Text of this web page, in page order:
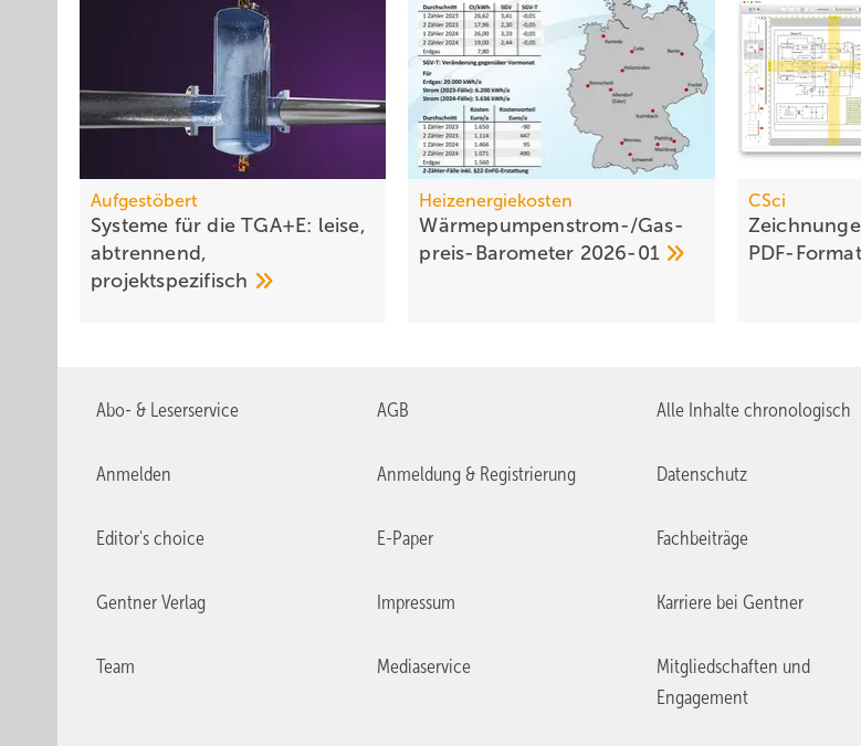
Aufgestöbert
Systeme für die TGA+E: lei­se,
abtrennend,
pro­jekt­spe­zi­fisch
Heizenergiekosten
Wärmepumpen­strom-/Gas­
preis-Baro­meter 2026-01
CSci
PDF-
Abo- & Leserservice AGB Alle Inhalte chronologisch
Anmelden Anmeldung & Registrierung Datenschutz
Editor's choice E-Paper Fachbeiträge
Gentner Verlag Impressum Karriere bei Gentner
Team Mediaservice
Mitgliedschaften und
Engagement